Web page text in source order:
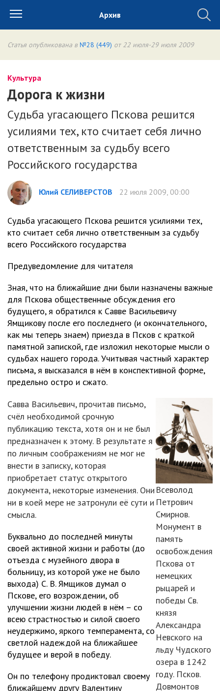
Архив
Статья опубликована в №28 (449) от 22 июля-29 июля 2009
Культура
Дорога к жизни
Судьба угасающего Пскова решится
усилиями тех, кто считает себя лично
ответственным за судьбу всего
Российского государства
Юлий СЕЛИВЕРСТОВ 22 июля 2009, 00:00
Судьба угасающего Пскова решится усилиями тех,
кто считает себя лично ответственным за судьбу
всего Российского государства
Предуведомление для читателя
Зная, что на ближайшие дни были назначены важные
для Пскова общественные обсуждения его
будущего, я обратился к Савве Васильевичу
Ямщикову после его последнего (и окончательного,
как мы теперь знаем) приезда в Псков с краткой
памятной запиской, где изложил некоторые мысли о
судьбах нашего города. Учитывая частный характер
письма, я высказался в нём в конспективной форме,
предельно остро и сжато.
Всеволод
Петрович
Смирнов.
Монумент в
память
освобождения
Пскова от
немецких
рыцарей и
победы Св.
князя
Александра
Невского на
льду Чудского
озера в 1242
году. Псков.
Довмонтов
Савва Васильевич, прочитав письмо,
счёл необходимой срочную
публикацию текста, хотя он и не был
предназначен к этому. В результате я
по личным соображениям не мог не
внести в записку, которая
приобретает статус открытого
документа, некоторые изменения. Они
ни в коей мере не затронули её сути и
смысла.
Буквально до последней минуты
своей активной жизни и работы (до
отъезда с музейного двора в
больницу, из которой уже не было
выхода) С. В. Ямщиков думал о
Пскове, его возрождении, об
улучшении жизни людей в нём – со
всею страстностью и силой своего
неудержимо, яркого темперамента, со
светлой надеждой на ближайшее
будущее и верой в победу.
Он по телефону продиктовал своему
ближайшему другу Валентину